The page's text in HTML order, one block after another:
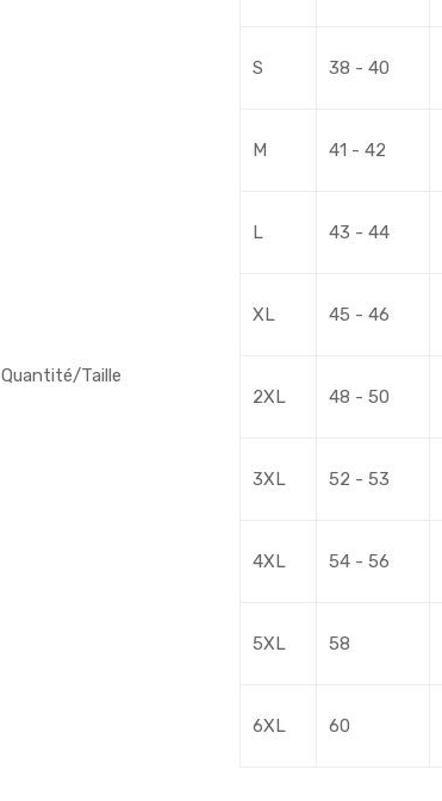
Quantité/Taille
S 38 - 40
M 41 - 42
L 43 - 44
XL 45 - 46
2XL 48 - 50
3XL 52 - 53
4XL 54 - 56
5XL 58
6XL 60